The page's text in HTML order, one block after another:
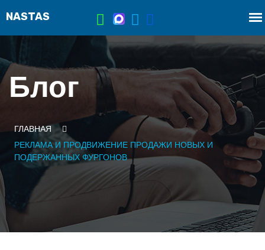
Блог
ГЛАВНАЯ
РЕКЛАМА И ПРОДВИЖЕНИЕ ПРОДАЖИ НОВЫХ И
ПОДЕРЖАННЫХ ФУРГОНОВ